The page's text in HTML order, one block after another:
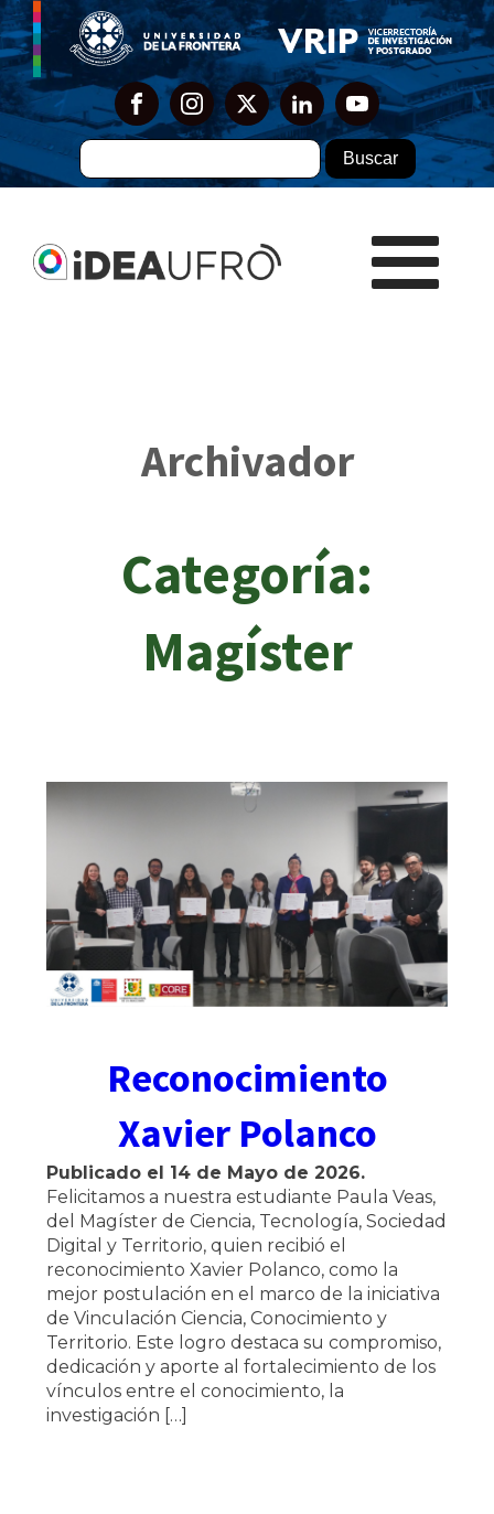
Archivador
Categoría:
Magíster
Reconocimiento
Xavier Polanco
Publicado el 14 de Mayo de 2026.
Felicitamos a nuestra estudiante Paula Veas,
del Magíster de Ciencia, Tecnología, Sociedad
Digital y Territorio, quien recibió el
reconocimiento Xavier Polanco, como la
mejor postulación en el marco de la iniciativa
de Vinculación Ciencia, Conocimiento y
Territorio. Este logro destaca su compromiso,
dedicación y aporte al fortalecimiento de los
vínculos entre el conocimiento, la
investigación […]